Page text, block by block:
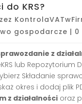
do KRS?
gospodarcze | 0
z
lub Repozytorium
Składanie
okres i dodaj plik
z działalności oraz